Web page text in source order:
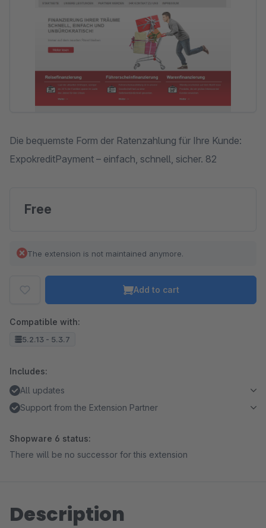
Die bequemste Form der Ratenzahlung für Ihre Kunde:
ExpokreditPayment – einfach, schnell, sicher. 82
Free
The extension is not maintained anymore.
Add to cart
Compatible with:
5.2.13 - 5.3.7
Includes:
All updates
Support from the Extension Partner
Shopware 6 status:
There will be no successor for this extension
Description